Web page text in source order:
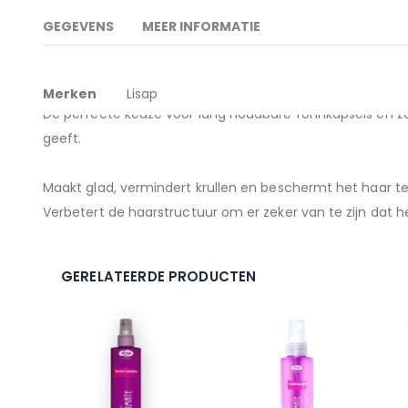
het
begin
afbeeldingen-
GEGEVENS
Verrijkt met Keratine en Ceramide A2, vormt en
De perfecte keuze voor lang houdbare fohnkapsels en
geeft.
Maakt glad, vermindert krullen en beschermt het haar
Verbetert de haarstructuur om er zeker van te zijn dat
MEER INFORMATIE
Meer
informatie
Merken Lisap
GERELATEERDE PRODUCTEN